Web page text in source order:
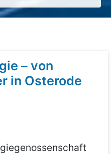
– von
in Osterode